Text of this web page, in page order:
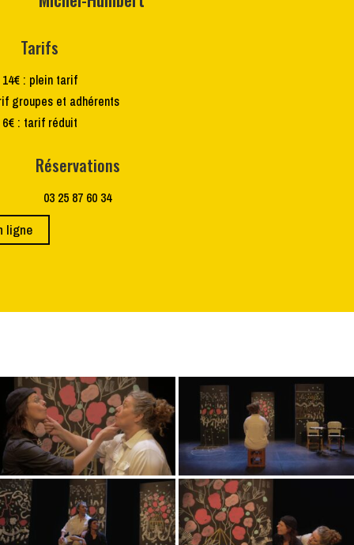
Tarifs
14€ : plein tarif
groupes et adhérents
6€ : tarif réduit
Réservations
03 25 87 60 34
ligne